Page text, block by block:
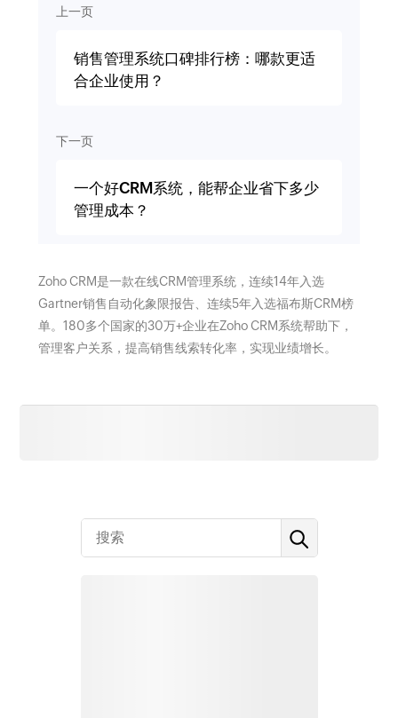
上一页
销售管理系统口碑排行榜：哪款更适
合企业使用？
下一页
一个好CRM系统，能帮企业省下多少
管理成本？
Zoho CRM是一款在线CRM管理系统，连续14年入选
Gartner销售自动化象限报告、连续5年入选福布斯CRM榜
单。180多个国家的30万+企业在Zoho CRM系统帮助下，
管理客户关系，提高销售线索转化率，实现业绩增长。